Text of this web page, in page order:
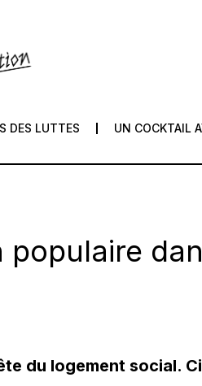
DES LUTTES UN COCKTAIL
du logement social.